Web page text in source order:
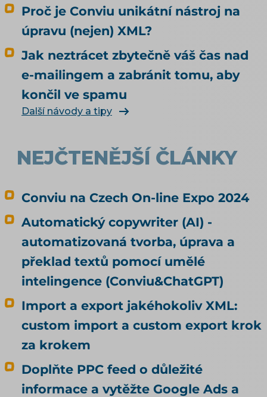
doporučování. Odpovídá na tři otázky: Může u
mě agent nakoupit už dnes, i když jsem to
nikde nepovolil? Co bych musel udělat, aby u
mě mohl nakupovat oficiálně, a vyplatí se to?
Kdo zaplatí škodu, když agent koupí něco
jiného, než měl? Jak vás má umělá inteligence
vůbec najít a doporučit, řeší téma SEO a UX pro
e-shop. Čím konkrétně naplnit produktová
Proč je Conviu unikátní nástroj na
úpravu (nejen) XML?
Jak neztrácet zbytečně váš čas nad
e-mailingem a zabránit tomu, aby
končil ve spamu
Další návody a tipy
NEJČTENĚJŠÍ ČLÁNKY
Conviu na Czech On-line Expo 2024
Automatický copywriter (AI) -
automatizovaná tvorba, úprava a
překlad textů pomocí umělé
intelingence (Conviu&ChatGPT)
Import a export jakéhokoliv XML:
custom import a custom export krok
za krokem
Doplňte PPC feed o důležité
informace a vytěžte Google Ads a